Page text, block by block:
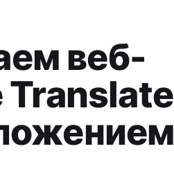
веб-
Translate